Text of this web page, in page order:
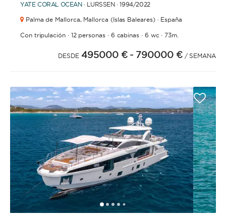
YATE CORAL OCEAN· LURSSEN · 1994/2022
Palma de Mallorca, Mallorca (Islas Baleares) · España
Con tripulación· 12 personas· 6 cabinas · 6 wc·73m.
DESDE 495000 € - 790000 € / SEMANA
12345 9 10111213 1415161718192021